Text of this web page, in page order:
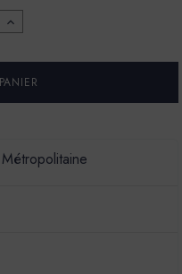
AUGMENTER
LA
POUR
GLACIS
-